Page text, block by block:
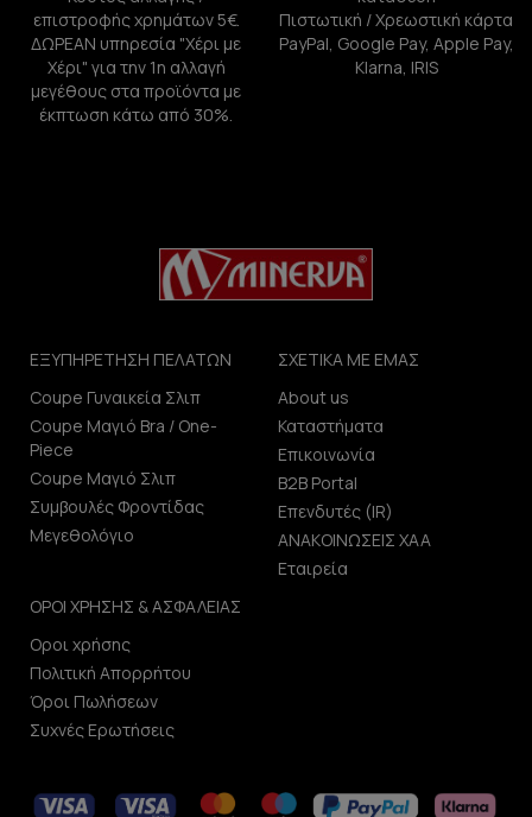
επιστροφής χρημάτων 5€.
ΔΩΡΕΑΝ υπηρεσία "Χέρι με
Χέρι" για την 1η αλλαγή
μεγέθους στα προϊόντα με
έκπτωση κάτω από 30%.
Πιστωτική / Χρεωστική κάρτα
PayPal, Google Pay, Apple Pay,
Klarna, IRIS
ΕΞΥΠΗΡΕΤΗΣΗ ΠΕΛΑΤΩΝ
Coupe Γυναικεία Σλιπ
Coupe Μαγιό Bra / One-
Piece
Coupe Μαγιό Σλιπ
Συμβουλές Φροντίδας
Μεγεθολόγιο
ΣΧΕΤΙΚΑ ΜΕ ΕΜΑΣ
About us
Καταστήματα
Επικοινωνία
B2B Portal
Επενδυτές (IR)
ΑΝΑΚΟΙΝΩΣΕΙΣ ΧΑΑ
Εταιρεία
ΟΡΟΙ ΧΡΗΣΗΣ & ΑΣΦΑΛΕΙΑΣ
Οροι χρήσης
Πολιτική Απορρήτου
Όροι Πωλήσεων
Συχνές Ερωτήσεις